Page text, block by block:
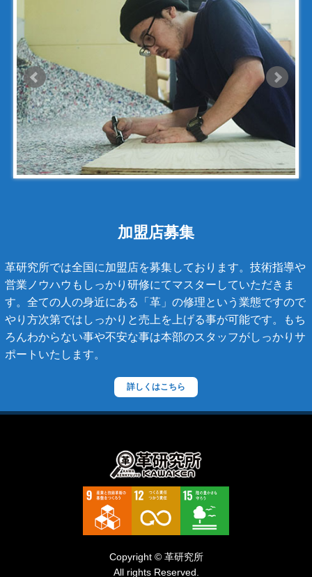
ジェニュイン・レザー
ジミーチュウ
ジャックゴム
シャネル
アンティグアライン
カンボンライン
キャビアスキン
タイガライン
スコッチグレイン
ステラーズ
セリーヌ
ダニエル・ボブ
ダンヒル
ティファニー
トリーバーチ
ドルチェ&ガッバーナ
加盟店募集
革研究所では全国に加盟店を募集しております。技術指導や
営業ノウハウもしっかり研修にてマスターしていただきま
す。全ての人の身近にある「革」の修理という業態ですので
やり方次第ではしっかりと売上を上げる事が可能です。もち
ろんわからない事や不安な事は本部のスタッフがしっかりサ
ポートいたします。
詳しくはこちら
Copyright © 革研究所
All rights Reserved.